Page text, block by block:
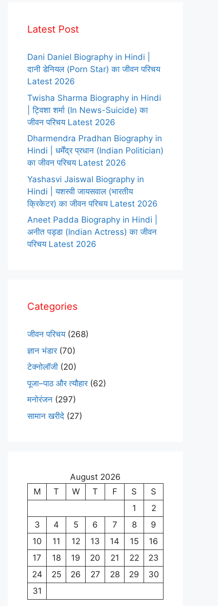
Latest Post
Dani Daniel Biography in Hindi |
दानी डेनियल (Porn Star) का जीवन परिचय
Latest 2026
Twisha Sharma Biography in Hindi
| ट्विशा शर्मा (In News-Suicide) का
जीवन परिचय Latest 2026
Dharmendra Pradhan Biography in
Hindi | धर्मेंद्र प्रधान (Indian Politician)
का जीवन परिचय Latest 2026
Yashasvi Jaiswal Biography in
Hindi | यशस्वी जायसवाल (भारतीय
क्रिकेटर) का जीवन परिचय Latest 2026
Aneet Padda Biography in Hindi |
अनीत पड्डा (Indian Actress) का जीवन
परिचय Latest 2026
Categories
जीवन परिचय(268)
ज्ञान भंडार(70)
टेक्नोलॉजी (20)
पूजा–पाठ और त्यौहार(62)
मनोरंजन (297)
सामान खरीदे (27)
August 2026
M
T W T F S
S
1
2
3
4 5 6 7 8
9
10
11 12 13 14 15
16
17
18 19 20 21 22
23
24
25 26 27 28 29
30
31